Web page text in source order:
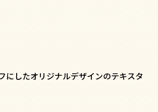
にしたオリジナルデザインのテキスタ